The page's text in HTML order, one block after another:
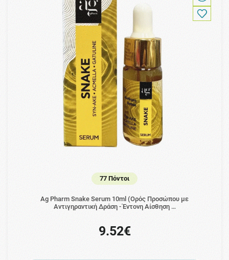
77 Πόντοι
Ag Pharm Snake Serum 10ml (Ορός Προσώπου με
Αντιγηραντική Δράση - Έντονη Αίσθηση …
9.52€